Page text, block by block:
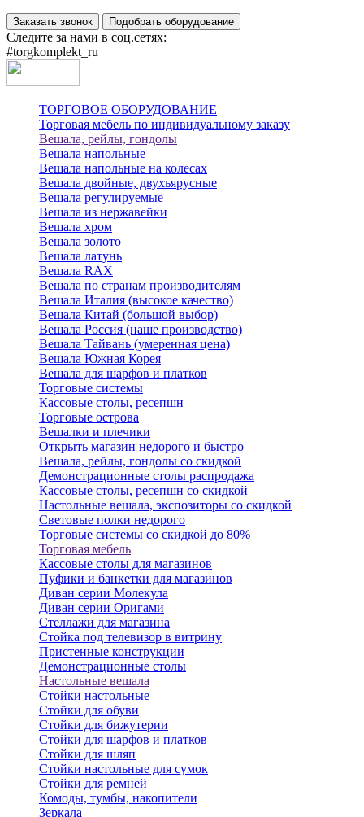
Заказать звонок Подобрать оборудование
Следите за нами в соц.сетях:
#torgkomplekt_ru
ТОРГОВОЕ ОБОРУДОВАНИЕ
Торговая мебель по индивидуальному заказу
Вешала, рейлы, гондолы
Вешала напольные
Вешала напольные на колесах
Вешала двойные, двухъярусные
Вешала регулируемые
Вешала из нержавейки
Вешала хром
Вешала золото
Вешала латунь
Вешала RAX
Вешала по странам производителям
Вешала Италия (высокое качество)
Вешала Китай (большой выбор)
Вешала Россия (наше производство)
Вешала Тайвань (умеренная цена)
Вешала Южная Корея
Вешала для шарфов и платков
Торговые системы
Кассовые столы, ресепшн
Торговые острова
Вешалки и плечики
Открыть магазин недорого и быстро
Вешала, рейлы, гондолы со скидкой
Демонстрационные столы распродажа
Кассовые столы, ресепшн со скидкой
Настольные вешала, экспозиторы со скидкой
Световые полки недорого
Торговые системы со скидкой до 80%
Торговая мебель
Кассовые столы для магазинов
Пуфики и банкетки для магазинов
Диван серии Молекула
Диван серии Оригами
Стеллажи для магазина
Стойка под телевизор в витрину
Пристенные конструкции
Демонстрационные столы
Настольные вешала
Стойки настольные
Стойки для обуви
Стойки для бижутерии
Стойки для шарфов и платков
Стойки для шляп
Стойки настольные для сумок
Стойки для ремней
Комоды, тумбы, накопители
Зеркала